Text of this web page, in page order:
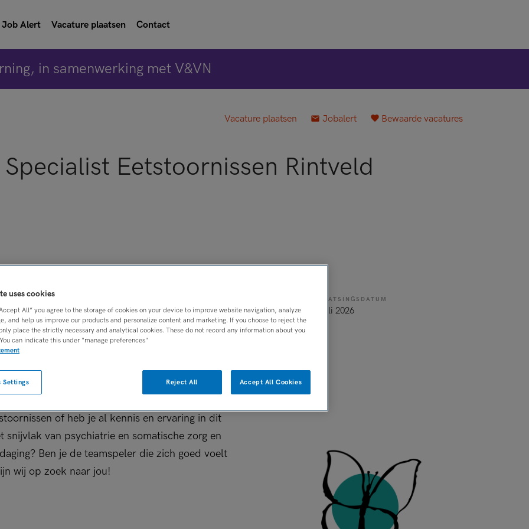
Job Alert Vacature plaatsen Contact
in samenwerking met V&VN
Vacature plaatsen Jobalert Bewaarde vacatures
Eetstoornissen Rintveld
specialist GGZ Tijdelijk dienstverband
PLAATSINGSDATUM
8 juli 2026
DIENSTVERBAND
of heb je al kennis en ervaring in dit
snijvlak van psychiatrie en somatische zorg en
Ben je de teamspeler die zich goed voelt
wij op zoek naar jou!
uses cookies
All” you agree to the storage of cookies on your device to improve website navigation, analyze
and help us improve our products and personalize content and marketing. If you choose to reject the
place the strictly necessary and analytical cookies. These do not record any information about you
can indicate this under "manage preferences"
Reject All Accept All Cookies
Settings